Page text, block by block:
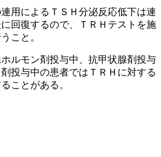
用によるＴＳＨ分泌反応低下は連
回復するので、ＴＲＨテストを施
こと。
ルモン剤投与中、抗甲状腺剤投与
投与中の患者ではＴＲＨに対する
ことがある。